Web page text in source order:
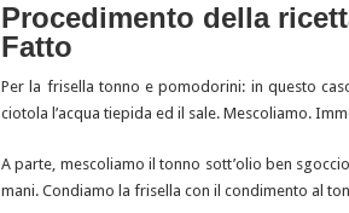
Procedimento della
Fatto
Per la frisella tonno e pomodorini: in questo
ciotola l’acqua tiepida ed il sale. Mescoliamo.
A parte, mescoliamo il tonno sott’olio ben
mani. Condiamo la frisella con il condimento al